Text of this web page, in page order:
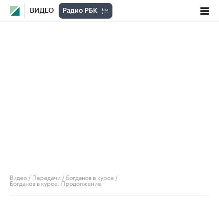
ВИДЕО
Видео / Передачи / Богданов в курсе /
Богданов в курсе. Продолжение